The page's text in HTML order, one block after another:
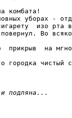
комбата!
уборах -
изо рта
Во
прикрыв  на
городка чистый
подляна...